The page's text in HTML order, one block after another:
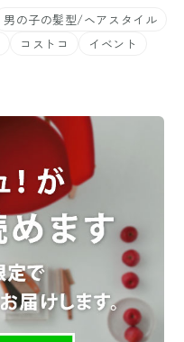
男の子の髪型/ヘアスタイル
コストコ
イベント